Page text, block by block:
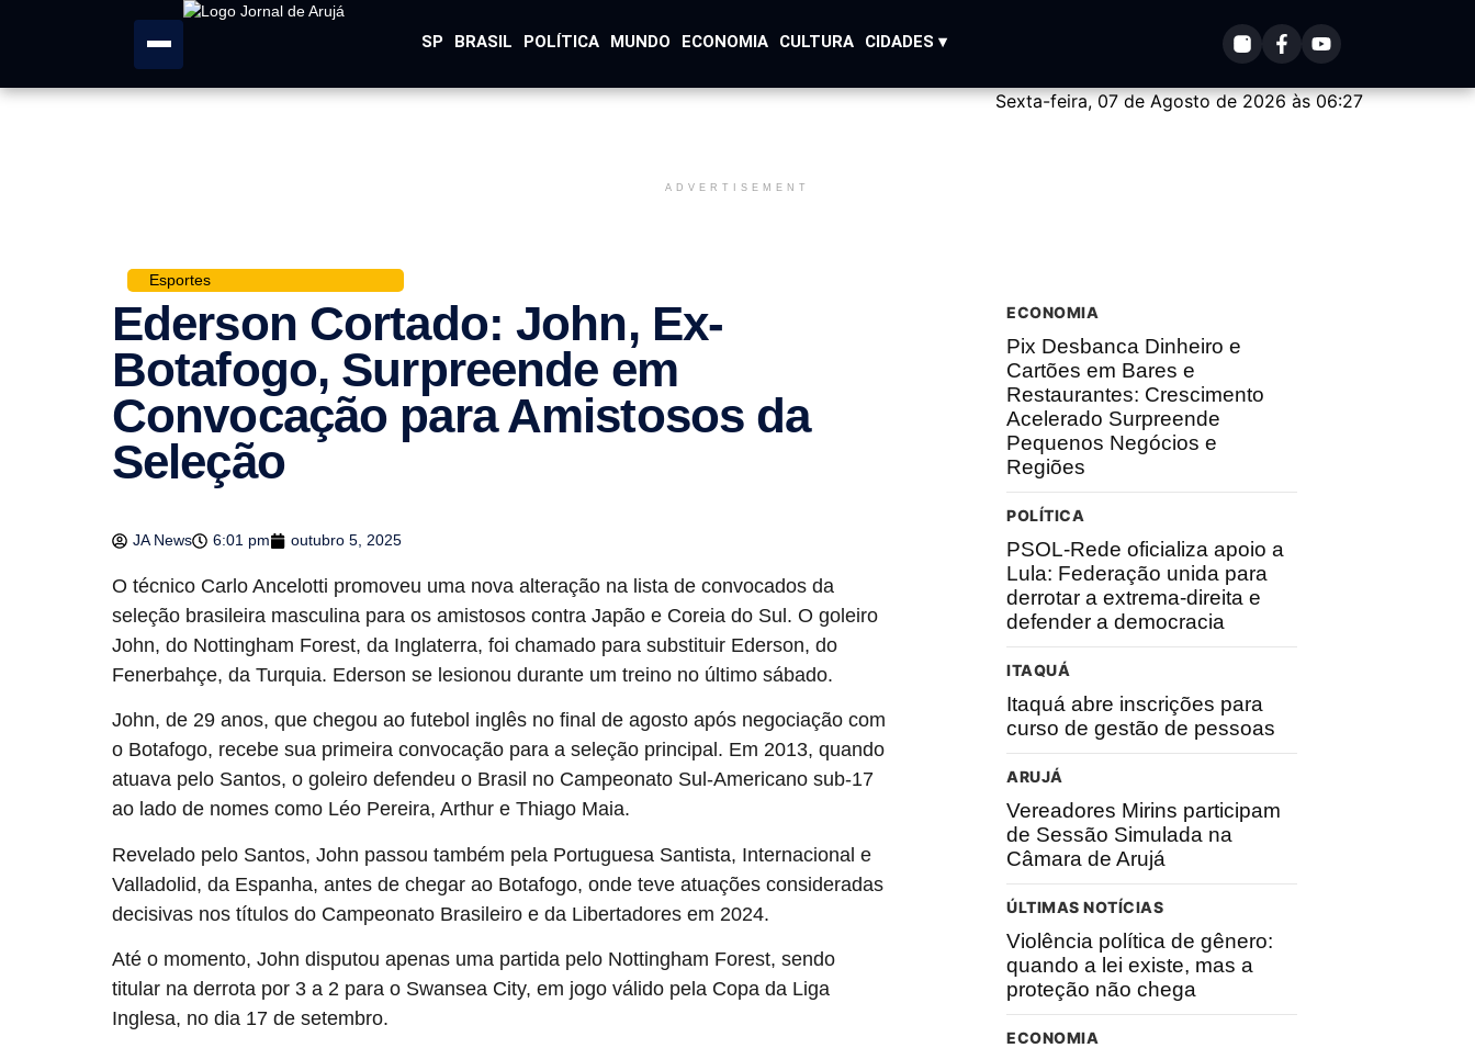
Sexta-feira, 07 de Agosto de 2026 às 06:27
SP BRASIL POLÍTICA MUNDO ECONOMIA CULTURA CIDADES ▾
ADVERTISEMENT
Esportes
Ederson Cortado: John, Ex-
Botafogo, Surpreende em
Convocação para Amistosos da
Seleção
JA News 6:01 pm outubro 5, 2025
O técnico Carlo Ancelotti promoveu uma nova alteração na lista de convocados da
seleção brasileira masculina para os amistosos contra Japão e Coreia do Sul. O goleiro
John, do Nottingham Forest, da Inglaterra, foi chamado para substituir Ederson, do
Fenerbahçe, da Turquia. Ederson se lesionou durante um treino no último sábado.
John, de 29 anos, que chegou ao futebol inglês no final de agosto após negociação com
o Botafogo, recebe sua primeira convocação para a seleção principal. Em 2013, quando
atuava pelo Santos, o goleiro defendeu o Brasil no Campeonato Sul-Americano sub-17
ao lado de nomes como Léo Pereira, Arthur e Thiago Maia.
Revelado pelo Santos, John passou também pela Portuguesa Santista, Internacional e
Valladolid, da Espanha, antes de chegar ao Botafogo, onde teve atuações consideradas
decisivas nos títulos do Campeonato Brasileiro e da Libertadores em 2024.
Até o momento, John disputou apenas uma partida pelo Nottingham Forest, sendo
titular na derrota por 3 a 2 para o Swansea City, em jogo válido pela Copa da Liga
Inglesa, no dia 17 de setembro.
ECONOMIA
Pix Desbanca Dinheiro e
Cartões em Bares e
Restaurantes: Crescimento
Acelerado Surpreende
Pequenos Negócios e
Regiões
POLÍTICA
PSOL-Rede oficializa apoio a
Lula: Federação unida para
derrotar a extrema-direita e
defender a democracia
ITAQUÁ
Itaquá abre inscrições para
curso de gestão de pessoas
ARUJÁ
Vereadores Mirins participam
de Sessão Simulada na
Câmara de Arujá
ÚLTIMAS NOTÍCIAS
Violência política de gênero:
quando a lei existe, mas a
proteção não chega
ECONOMIA